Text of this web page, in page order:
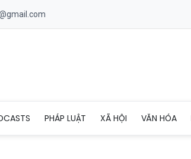
PHÁP LUẬT XÃ HỘI VĂN HÓA